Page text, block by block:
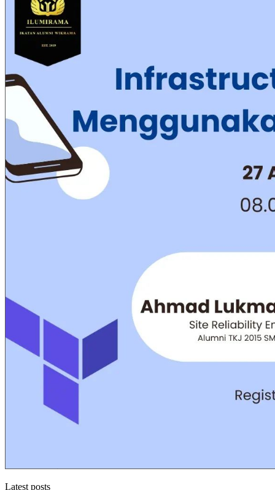
Latest posts